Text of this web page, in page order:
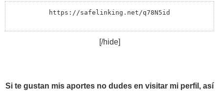
https://safelinking.net/q78N5id
[/hide]
Si te gustan mis aportes no dudes en visitar mi perfil, así